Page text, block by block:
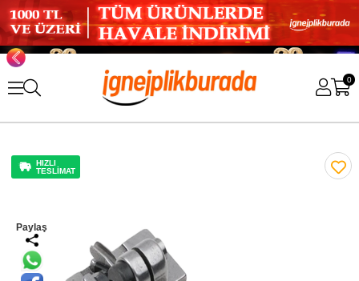
0
HIZLI
TESLİMAT
Paylaş